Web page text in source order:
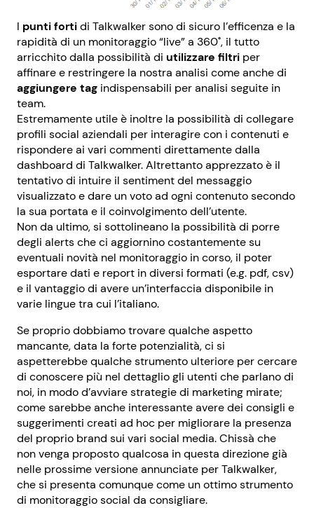
I punti fortidi Talkwalker sono di sicuro l’efficenza e la
rapidità di un monitoraggio “live” a 360˚, il tutto
arricchito dalla possibilità di utilizzare filtri per
affinare e restringere la nostra analisi come anche di
aggiungere tag indispensabili per analisi seguite in
team.
Estremamente utile è inoltre la possibilità di collegare
profili social aziendali per interagire con i contenuti e
rispondere ai vari commenti direttamente dalla
dashboard di Talkwalker. Altrettanto apprezzato è il
tentativo di intuire il sentiment del messaggio
visualizzato e dare un voto ad ogni contenuto secondo
la sua portata e il coinvolgimento dell’utente.
Non da ultimo, si sottolineano la possibilità di porre
degli alerts che ci aggiornino costantemente su
eventuali novità nel monitoraggio in corso, il poter
esportare dati e report in diversi formati (e.g. pdf, csv)
e il vantaggio di avere un’interfaccia disponibile in
varie lingue tra cui l’italiano.
Se proprio dobbiamo trovare qualche aspetto
mancante, data la forte potenzialità, ci si
aspetterebbe qualche strumento ulteriore per cercare
di conoscere più nel dettaglio gli utenti che parlano di
noi, in modo d’avviare strategie di marketing mirate;
come sarebbe anche interessante avere dei consigli e
suggerimenti creati ad hoc per migliorare la presenza
del proprio brand sui vari social media. Chissà che
non venga proposto qualcosa in questa direzione già
nelle prossime versione annunciate per Talkwalker,
che si presenta comunque come un ottimo strumento
di monitoraggio social da consigliare.